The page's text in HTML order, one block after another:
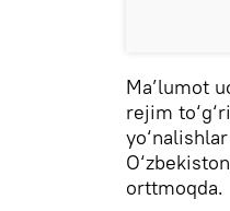
Ma’lumot
rejim
orttmoqda.